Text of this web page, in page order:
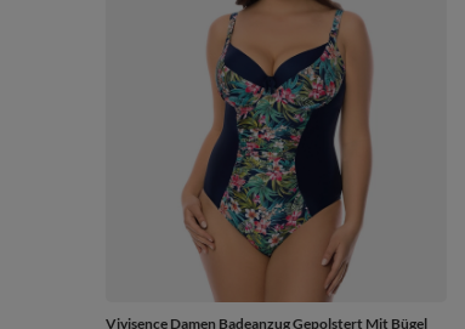
Vivisence Damen Badeanzug Gepolstert Mit Bügel